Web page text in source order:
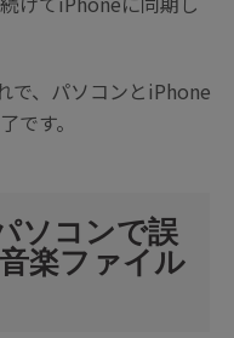
で、パソコンとiPhone
です。
ソコンで誤
楽ファイル